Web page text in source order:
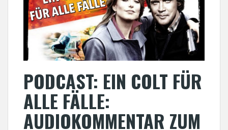
PODCAST: EIN COLT FÜR
ALLE FÄLLE:
AUDIOKOMMENTAR ZUM